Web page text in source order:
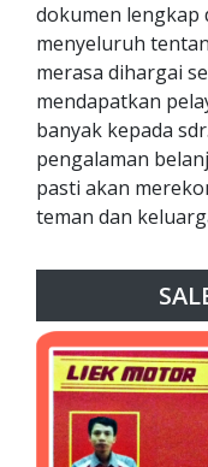
dokumen lengkap
menyeluruh
merasa dihargai
mendapatkan
banyak kepada
pengalaman
pasti akan
teman dan